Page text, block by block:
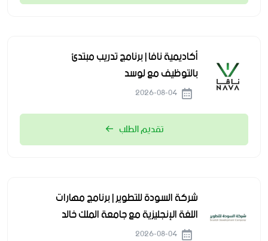
أكاديمية نافا | برنامج تدريب مبتدئ
بالتوظيف مع لوسد
تقديم الطلب
شركة السودة للتطوير | برنامج مهارات
اللغة الإنجليزية مع جامعة الملك خالد